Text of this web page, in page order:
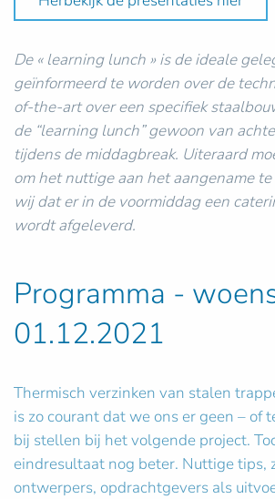
De « learning lunch » is de ideale
geïnformeerd te worden over de
of-the-art over een specifiek
de “learning lunch” gewoon van
tijdens de middagbreak. Uiteraard
om het nuttige aan het aangename
wij dat er in de voormiddag een
wordt afgeleverd.
Programma -
01.12.2021
Thermisch verzinken van stalen
is zo courant dat we ons er geen – of
bij stellen bij het volgende project.
eindresultaat nog beter. Nuttige tips,
ontwerpers, opdrachtgevers als